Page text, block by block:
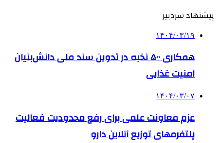
پیشنهاد سردبیر
۱۴۰۴/۰۳/۱۹
همکاری ۵۰۰ نخبه در تدوین سند ملی دانش‌بنیان
امنیت غذایی
۱۴۰۴/۰۳/۰۷
عزم معاونت علمی برای رفع محدودیت فعالیت
پلتفرمهای توزیع آنلاین دارو